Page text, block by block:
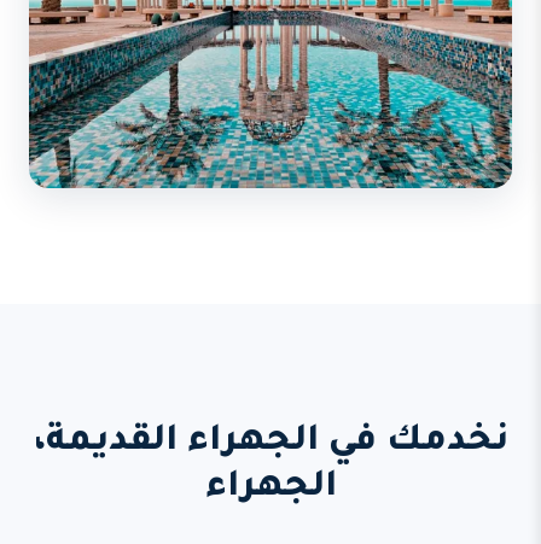
نخدمك في الجهراء القديمة،
الجهراء